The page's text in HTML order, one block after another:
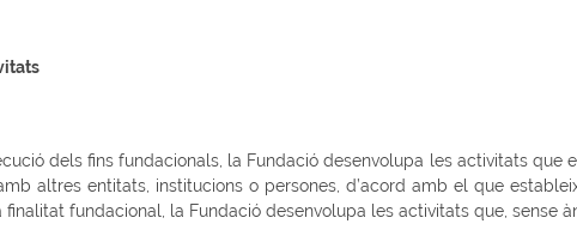
dels fins fundacionals, la Fundació desenvolupa les activitats
altres entitats, institucions o persones, d’acord amb el que
fundacional, la Fundació desenvolupa les activitats que, sense